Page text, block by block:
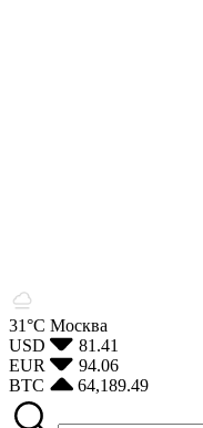
31°С Москва
USD
81.41
EUR
94.06
BTC
64,189.49